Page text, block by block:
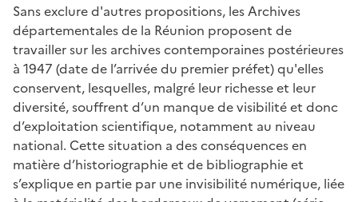
Sans exclure d'autres propositions, les Archives
départementales de la Réunion proposent de
travailler sur les archives contemporaines postérieures
à 1947 (date de l’arrivée du premier préfet) qu'elles
conservent, lesquelles, malgré leur richesse et leur
diversité, souffrent d’un manque de visibilité et donc
d’exploitation scientifique, notamment au niveau
national. Cette situation a des conséquences en
matière d’historiographie et de bibliographie et
s’explique en partie par une invisibilité numérique, liée